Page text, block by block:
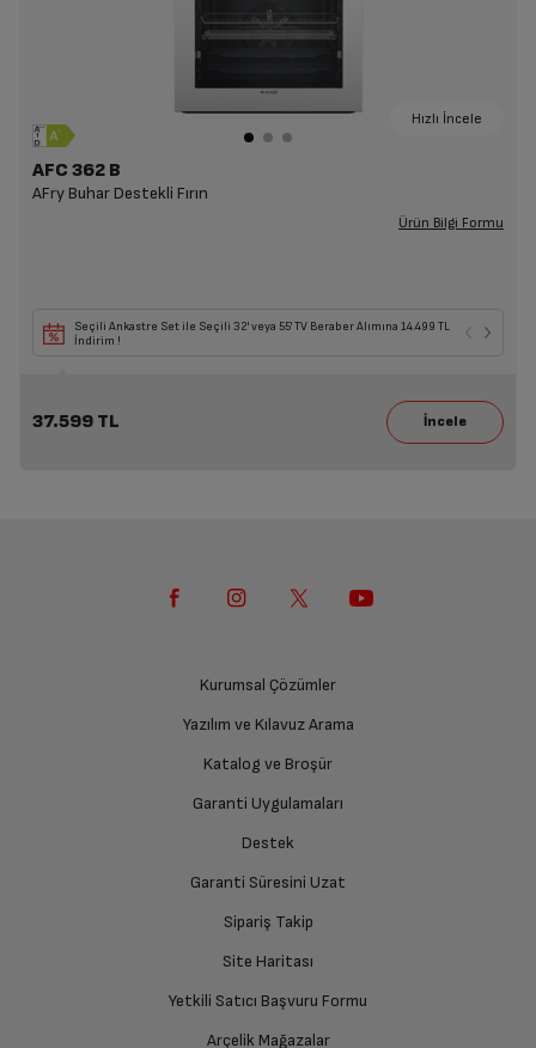
Hızlı İncele
AFC 362 B
AFry Buhar Destekli Fırın
Ürün Bilgi Formu
Seçili Ankastre Set ile Seçili 32' veya 55' TV Beraber Alımına 14.499 TL
İndirim !
37.599 TL
Kurumsal Çözümler
Yazılım ve Kılavuz Arama
Katalog ve Broşür
Garanti Uygulamaları
Destek
Garanti Süresini Uzat
Sipariş Takip
Site Haritası
Yetkili Satıcı Başvuru Formu
Arçelik Mağazalar